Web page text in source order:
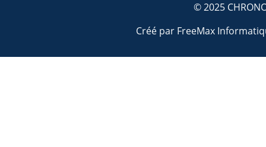
© 2025
Créé par FreeMax